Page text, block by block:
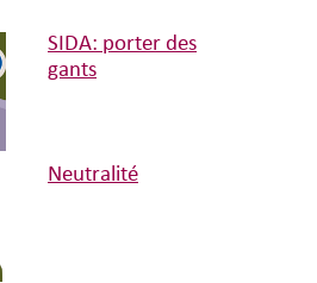
SIDA: porter des
gants
Neutralité